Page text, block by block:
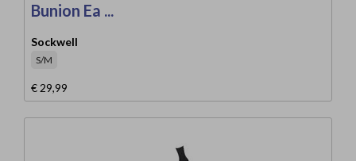
Bunion Ea ...
Sockwell
S/M
€ 29,99